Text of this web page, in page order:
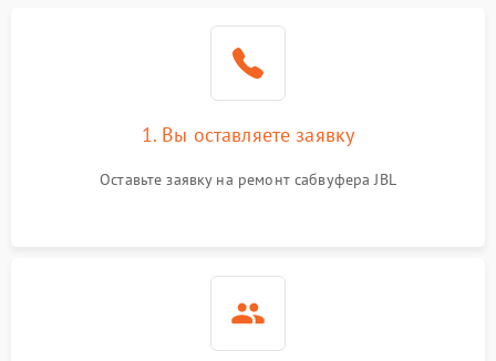
1. Вы оставляете заявку
Оставьте заявку на ремонт сабвуфера JBL